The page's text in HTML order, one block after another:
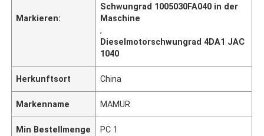
Markieren:
Schwungrad 1005030FA040 in der
Maschine
,
Dieselmotorschwungrad 4DA1 JAC
1040
Herkunftsort China
Markenname MAMUR
Min Bestellmenge PC 1